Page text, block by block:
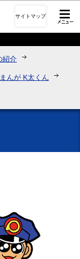
サイトマップ
紹介
んが K太くん